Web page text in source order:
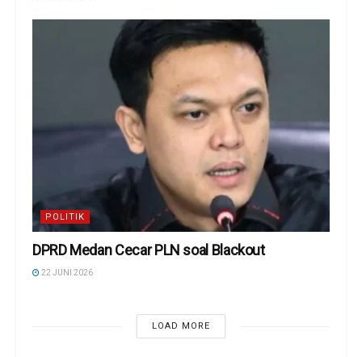
POLITIK
DPRD Medan Cecar PLN soal Blackout
22 JUNI 2026
LOAD MORE